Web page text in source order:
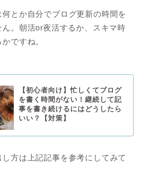
とか自分でブログ更新の時間を
。朝活or夜活するか、スキマ時
ですね。
【初心者向け】忙しくてブログ
を書く時間がない！継続して記
事を書き続けるにはどうしたら
いい？【対策】
方は上記記事を参考にしてみて